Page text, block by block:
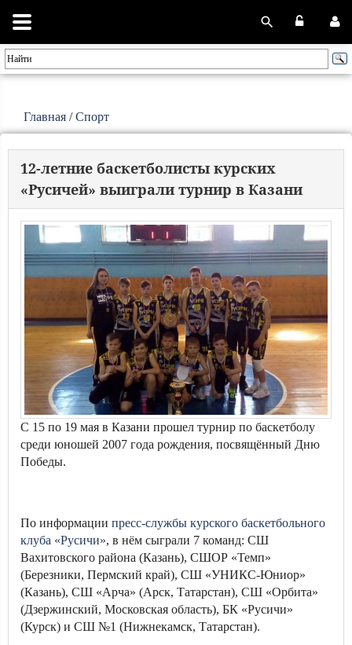
Главная /Спорт
12-летние баскетболисты курских
«Русичей» выиграли турнир в Казани
С 15 по 19 мая в Казани прошел турнир по баскетболу
среди юношей 2007 года рождения, посвящённый Дню
Победы.
По информации пресс-службы курского баскетбольного
клуба «Русичи», в нём сыграли 7 команд: СШ
Вахитовского района (Казань), СШОР «Темп»
(Березники, Пермский край), СШ «УНИКС-Юниор»
(Казань), СШ «Арча» (Арск, Татарстан), СШ «Орбита»
(Дзержинский, Московская область), БК «Русичи»
(Курск) и СШ №1 (Нижнекамск, Татарстан).